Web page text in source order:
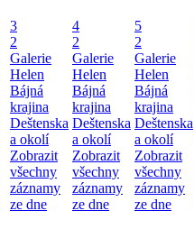
3
2
Galerie
Helen
Bájná
krajina
Deštenska
a okolí
Zobrazit
všechny
záznamy
ze dne
4
2
Galerie
Helen
Bájná
krajina
Deštenska
a okolí
Zobrazit
všechny
záznamy
ze dne
5
2
Galerie
Helen
Bájná
krajina
Deštenska
a okolí
Zobrazit
všechny
záznamy
ze dne